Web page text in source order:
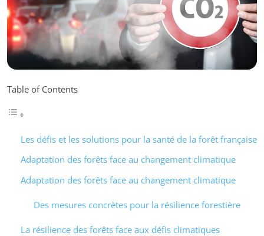
Table of Contents
Les défis et les solutions pour la santé de la forêt française
Adaptation des forêts face au changement climatique
Adaptation des forêts face au changement climatique
Des mesures concrètes pour la résilience forestière
La résilience des forêts face aux défis climatiques